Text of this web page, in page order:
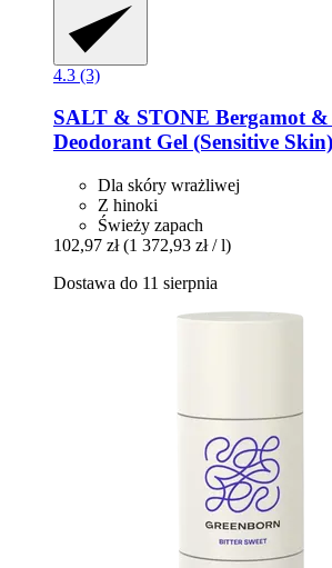
4.3 (3)
SALT & STONE Bergamot
Deodorant Gel (Sensitive
Dla skóry wrażliwej
Z hinoki
Świeży zapach
102,97 zł (1 372,93 zł / l)
Dostawa do 11 sierpnia